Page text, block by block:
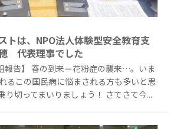
トは、NPO法人体験型安全教育支
代表理事でした
報告】 春の到来＝花粉症の襲来…。いま
るこの国民病に悩まされる方も多いと思
り切ってまいりましょう！ さてさて今...